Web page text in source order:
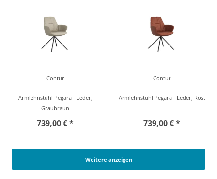
Contur
Armlehnstuhl Pegara - Leder,
Graubraun
739,00 € *
Contur
Armlehnstuhl Pegara - Leder, Rost
739,00 € *
Weitere anzeigen